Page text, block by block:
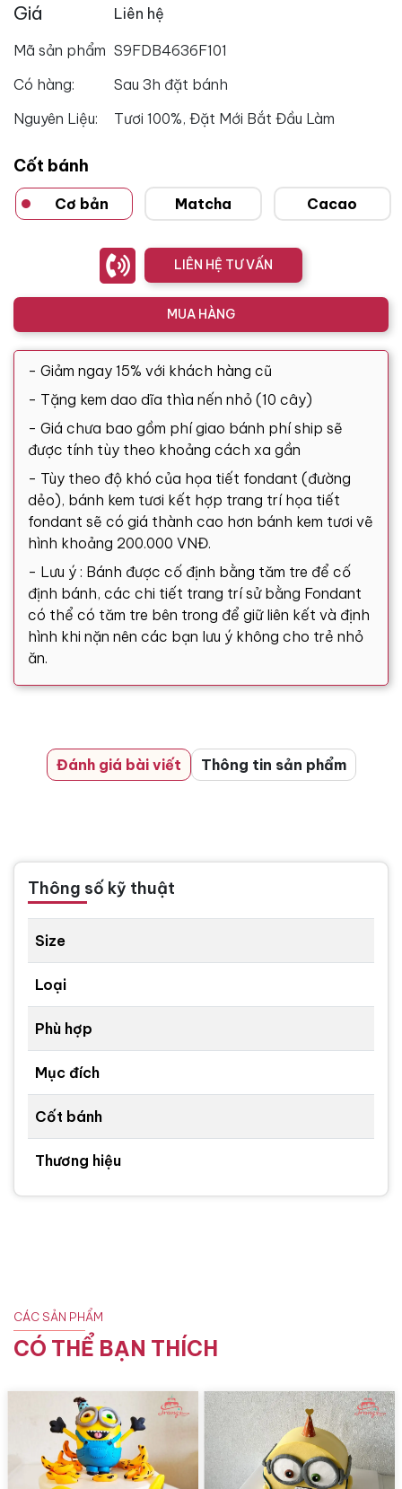
Giá Liên hệ
Mã sản phẩm S9FDB4636F101
Có hàng:
Sau 3h đặt bánh
Nguyên Liệu:
Tươi 100%, Đặt Mới Bắt Đầu Làm
Cốt bánh
Cơ bản Matcha Cacao
LIÊN HỆ TƯ VẤN
MUA HÀNG
- Giảm ngay 15% với khách hàng cũ
- Tặng kem dao dĩa thìa nến nhỏ (10 cây)
- Giá chưa bao gồm phí giao bánh phí ship sẽ
được tính tùy theo khoảng cách xa gần
- Tùy theo độ khó của họa tiết fondant (đường
dẻo), bánh kem tươi kết hợp trang trí họa tiết
fondant sẽ có giá thành cao hơn bánh kem tươi vẽ
hình khoảng 200.000 VNĐ.
- Lưu ý : Bánh được cố định bằng tăm tre để cố
định bánh, các chi tiết trang trí sử bằng Fondant
có thể có tăm tre bên trong để giữ liên kết và định
hình khi nặn nên các bạn lưu ý không cho trẻ nhỏ
ăn.
Đánh giá bài viết Thông tin sản phẩm
Thông số kỹ thuật
Size
Loại
Phù hợp
Mục đích
Cốt bánh
Thương hiệu
CÁC SẢN PHẨM
CÓ THỂ BẠN THÍCH